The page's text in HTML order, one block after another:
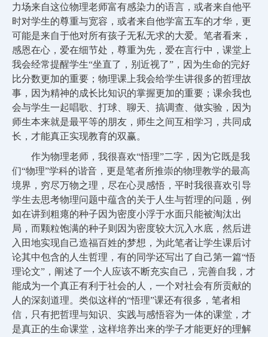
力场来自这位物理老师富有感染力的语言，或者来自他平
时对学生的尊重与宽容，或者来自他学富五车的才华，更
可能是来自于他对所有孩子无私无求的大爱。笔者看来，
感恩在心，爱在细节处，尊重为先，爱在言行中，课堂上
我会经常提醒学生“坐直了，别近视了”，因为生命的完好
比分数更加的重要；物理课上我会给学生讲很多的哲理故
事，因为精神的成长比知识的掌握更加的重要；课余我也
会与学生一起唱歌、打球、聊天、搞调查、做实验，因为
师生本来就是最平等的朋友，师生之间互相学习，共同成
长，才能真正实现教育的双赢。
作为物理老师，我很喜欢“悟理”二字，因为它既是我
们“物理”学科的谐音，更是笔者所推崇的物理教学的最高
境界，穷尽万物之理，尽在心灵感悟，平时我很喜欢引导
学生去思考物理问题中蕴含的关于人生与哲理的问题，例
如在讲到粗瘪的种子因为密度小浮于水面只能被淘汰出
局，而颗粒饱满的种子则因为密度较大沉入水底，然后进
入田地实现自己造福百姓的梦想，为此笔者让学生课后讨
论其中包含的人生哲理，有的同学还写出了自己第一篇“悟
理论文”，阐述了一个人应该不断充实自己，完善自我，才
能成为一个真正有利于社会的人，一个对社会有所贡献的
人的深刻道理。类似这样的“悟理”课还有很多，笔者相
信，只有把哲理与知识、实践与感悟容为一体的课堂，才
是真正的生命课堂，这样培养出来的学子才能更好的理解